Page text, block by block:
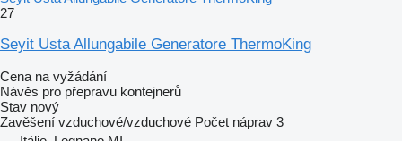
27
Seyit Usta Allungabile Generatore ThermoKing
Cena na vyžádání
Návěs pro přepravu kontejnerů
Stav nový
Zavěšení vzduchové/vzduchové Počet náprav 3